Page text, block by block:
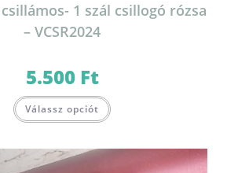
1 szál csillogó rózsa
– VCSR2024
5.500 Ft
Válassz opciót